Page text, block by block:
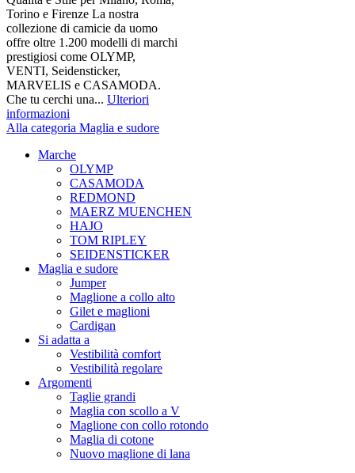
Torino e Firenze La nostra
collezione di camicie da uomo
offre oltre 1.200 modelli di marchi
prestigiosi come OLYMP,
VENTI, Seidensticker,
MARVELIS e CASAMODA.
Che tu cerchi una... Ulteriori
informazioni
Alla categoria Maglia e sudore
Marche
OLYMP
CASAMODA
REDMOND
MAERZ MUENCHEN
HAJO
TOM RIPLEY
SEIDENSTICKER
Maglia e sudore
Jumper
Maglione a collo alto
Gilet e maglioni
Cardigan
Si adatta a
Vestibilità comfort
Vestibilità regolare
Argomenti
Taglie grandi
Maglia con scollo a V
Maglione con collo rotondo
Maglia di cotone
Nuovo maglione di lana